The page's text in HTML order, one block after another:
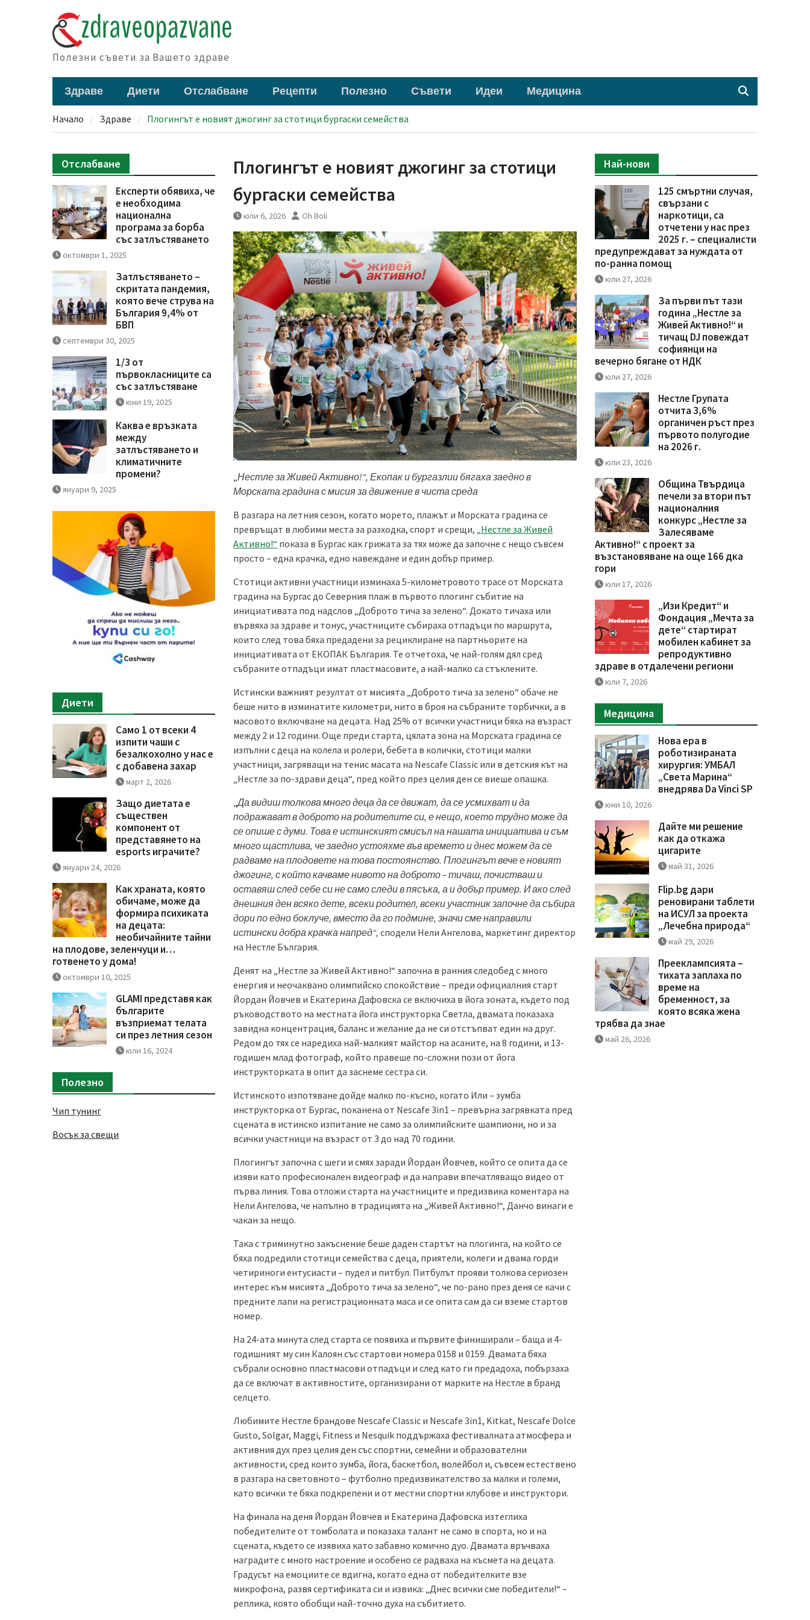
Полезни съвети за Вашето здраве
Здраве Диети Отслабване Рецепти Полезно Съвети Идеи Медицина
Начало Здраве Плогингът е новият джогинг за стотици бургаски семейства
Плогингът е новият джогинг за стотици
бургаски семейства
юли 6, 2026 Oh Boli
Нестле за Живей Активно!“, Екопак и бургазлии бягаха заедно в
Морската градина с мисия за движение в чиста среда
В разгара на летния сезон, когато морето, плажът и Морската градина се
превръщат в любими места за разходка, спорт и срещи, „Нестле за Живей
Активно!“ показа в Бургас как грижата за тях може да започне с нещо съвсем
просто – една крачка, едно навеждане и един добър пример.
Стотици активни участници изминаха 5-километровото трасе от Морската
градина на Бургас до Северния плаж в първото плогинг събитие на
инициативата под надслов „Доброто тича за зелено“. Докато тичаха или
вървяха за здраве и тонус, участниците събираха отпадъци по маршрута,
които след това бяха предадени за рециклиране на партньорите на
инициативата от ЕКОПАК България. Те отчетоха, че най-голям дял сред
събраните отпадъци имат пластмасовите, а най-малко са стъклените.
Истински важният резултат от мисията „Доброто тича за зелено“ обаче не
беше нито в изминатите километри, нито в броя на събраните торбички, а в
масовото включване на децата. Над 25% от всички участници бяха на възраст
между 2 и 12 години. Още преди старта, цялата зона на Морската градина се
изпълни с деца на колела и ролери, бебета в колички, стотици малки
участници, загряващи на тенис масата на Nescafe Classic или в детския кът на
„Нестле за по-здрави деца“, пред който през целия ден се виеше опашка.
„Да видиш толкова много деца да се движат, да се усмихват и да
подражават в доброто на родителите си, е нещо, което трудно може да
се опише с думи. Това е истинският смисъл на нашата инициатива и съм
много щастлива, че заедно устояхме във времето и днес можем да се
радваме на плодовете на това постоянство. Плогингът вече е новият
джогинг, с който качваме нивото на доброто – тичаш, почистваш и
оставяш след себе си не само следи в пясъка, а и добър пример. И ако след
днешния ден всяко дете, всеки родител, всеки участник започне да събира
дори по едно боклуче, вместо да го подмине, значи сме направили
истински добра крачка напред“, сподели Нели Ангелова, маркетинг директор
на Нестле България.
Денят на „Нестле за Живей Активно!“ започна в ранния следобед с много
енергия и неочаквано олимпийско спокойствие – преди официалния старт
Йордан Йовчев и Екатерина Дафовска се включиха в йога зоната, където под
ръководството на местната йога инструкторка Светла, двамата показаха
завидна концентрация, баланс и желание да не си отстъпват един на друг.
Редом до тях се наредиха най-малкият майстор на асаните, на 8 години, и 13-
годишен млад фотограф, който правеше по-сложни пози от йога
инструкторката в опит да заснеме сестра си.
Истинското изпотяване дойде малко по-късно, когато Или – зумба
инструкторка от Бургас, поканена от Nescafe 3in1 – превърна загрявката пред
сцената в истинско изпитание не само за олимпийските шампиони, но и за
всички участници на възраст от 3 до над 70 години.
Плогингът започна с шеги и смях заради Йордан Йовчев, който се опита да се
изяви като професионален видеограф и да направи впечатляващо видео от
първа линия. Това отложи старта на участниците и предизвика коментара на
Нели Ангелова, че напълно в традицията на „Живей Активно!“, Данчо винаги е
чакан за нещо.
Така с триминутно закъснение беше даден стартът на плогинга, на който се
бяха подредили стотици семейства с деца, приятели, колеги и двама горди
четириноги ентусиасти – пудел и питбул. Питбулът прояви толкова сериозен
интерес към мисията „Доброто тича за зелено“, че по-рано през деня се качи с
предните лапи на регистрационната маса и се опита сам да си вземе стартов
номер.
На 24-ата минута след старта се появиха и първите финиширали – баща и 4-
годишният му син Калоян със стартови номера 0158 и 0159. Двамата бяха
събрали основно пластмасови отпадъци и след като ги предадоха, побързаха
да се включат в активностите, организирани от марките на Нестле в бранд
селцето.
Любимите Нестле брандове Nescafe Classic и Nescafe 3in1, Kitkat, Nescafe Dolce
Gusto, Solgar, Maggi, Fitness и Nesquik поддържаха фестивалната атмосфера и
активния дух през целия ден със спортни, семейни и образователни
активности, сред които зумба, йога, баскетбол, волейбол и, съвсем естествено
в разгара на световното – футболно предизвикателство за малки и големи,
като всички те бяха подкрепени и от местни спортни клубове и инструктори.
На финала на деня Йордан Йовчев и Екатерина Дафовска изтеглиха
победителите от томболата и показаха талант не само в спорта, но и на
сцената, където се изявиха като забавно комично дуо. Двамата връчваха
наградите с много настроение и особено се радваха на късмета на децата.
Градусът на емоциите се вдигна, когато една от победителките взе
микрофона, развя сертификата си и извика: „Днес всички сме победители!“ –
реплика, която обобщи най-точно духа на събитието.
Най-нови
125 смъртни случая,
свързани с
наркотици, са
отчетени у нас през
2025 г. – специалисти
предупреждават за нуждата от
по-ранна помощ
юли 27, 2026
За първи път тази
година „Нестле за
Живей Активно!“ и
тичащ DJ повеждат
софиянци на
вечерно бягане от НДК
юли 27, 2026
Нестле Групата
отчита 3,6%
органичен ръст през
първото полугодие
на 2026 г.
юли 23, 2026
Община Твърдица
печели за втори път
националния
конкурс „Нестле за
Залесяваме
Активно!“ с проект за
възстановяване на още 166 дка
гори
юли 17, 2026
„Изи Кредит“ и
Фондация „Мечта за
дете“ стартират
мобилен кабинет за
репродуктивно
здраве в отдалечени региони
юли 7, 2026
Медицина
Нова ера в
роботизираната
хирургия: УМБАЛ
„Света Марина“
внедрява Da Vinci SP
юни 10, 2026
Дайте ми решение
как да откажа
цигарите
май 31, 2026
Flip.bg дари
реновирани таблети
на ИСУЛ за проекта
„Лечебна природа“
май 29, 2026
Прееклампсията –
тихата заплаха по
време на
бременност, за
която всяка жена
трябва да знае
май 26, 2026
Отслабване
Експерти обявиха, че
е необходима
национална
програма за борба
със затлъстяването
октомври 1, 2025
Затлъстяването –
скритата пандемия,
която вече струва на
България 9,4% от
БВП
септември 30, 2025
1/3 от
първокласниците са
със затлъстяване
юни 19, 2025
Каква е връзката
между
затлъстяването и
климатичните
промени?
януари 9, 2025
Диети
Само 1 от всеки 4
изпити чаши с
безалкохолно у нас е
с добавена захар
март 2, 2026
Защо диетата е
съществен
компонент от
представянето на
esports играчите?
януари 24, 2026
Как храната, която
обичаме, може да
формира психиката
на децата:
необичайните тайни
на плодове, зеленчуци и…
готвенето у дома!
октомври 10, 2025
GLAMI представя как
българите
възприемат телата
си през летния сезон
юли 16, 2024
Полезно
Чип тунинг
Восък за свещи